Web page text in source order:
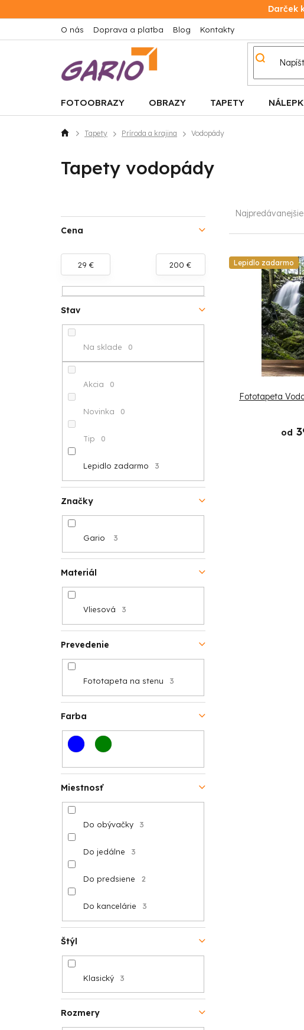
na
Darček
O nás Doprava a platba Blog Kontakty
FOTOOBRAZY OBRAZY TAPETY
DomovTapety Príroda a krajina Vodopády
Tapety vodopády
o
č
n
ý
p
a
n
e
Cena
29 € 200 €
Stav
Na sklade 0
Akcia 0
Novinka 0
Tip 0
Lepidlo zadarmo 3
Značky
Gario 3
Materiál
Vliesová 3
Prevedenie
Fototapeta na stenu 3
Farba
Rozmery
Miestnosť
Do obývačky 3
Do jedálne 3
Do predsiene 2
Do kancelárie 3
Štýl
Klasický 3
e
Najpredávanejšie
VLepidlo zadarmo
Fototapeta
od